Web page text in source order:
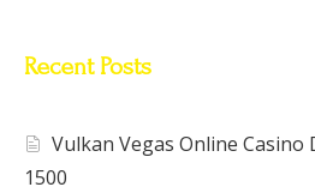
Recent Posts
Vulkan Vegas Online Casino
1500